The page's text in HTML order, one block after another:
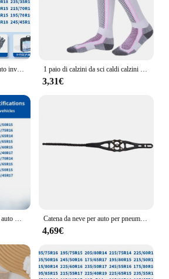
3,31€
Catena da neve per auto per pneumatici per auto catena da neve ruota pneumatico pneumatici fuoristrada auto invernali calzino catene di plastica SUV Winters Off road 4x4 Vehic
4,69€